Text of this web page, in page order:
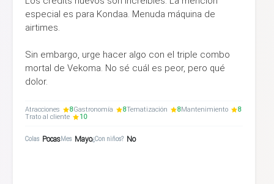
especial es para Kondaa. Menuda máquina de
airtimes.
Sin embargo, urge hacer algo con el triple combo
mortal de Vekoma. No sé cuál es peor, pero qué
dolor.
Atracciones 8Gastronomía 8Tematización 8Mantenimiento
8
Trato al cliente
10
Colas PocasMes Mayo¿Con niños? No